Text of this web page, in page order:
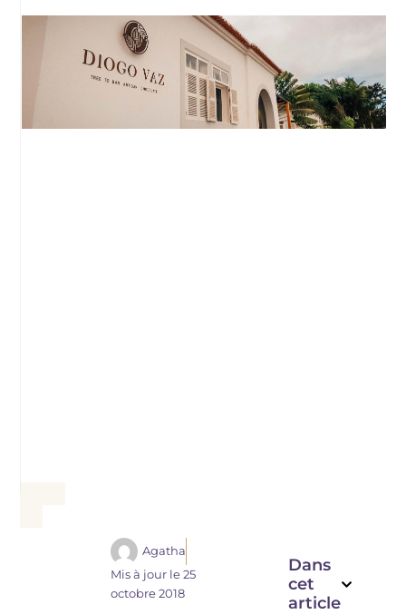
Agatha
Mis à jour le25
octobre 2018
Dans
cet
article